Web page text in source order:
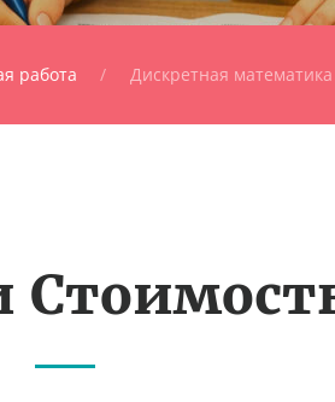
работа Дискретная математика